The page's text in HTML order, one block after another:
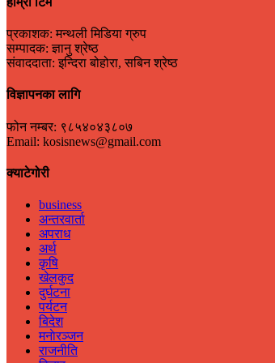
प्रकाशक: मन्थली मिडिया ग्रुप
सम्पादक: ज्ञानु श्रेष्ठ
संवाददाता: इन्दिरा बोहोरा, सबिन श्रेष्ठ
विज्ञापनका लागि
फोन नम्बर: ९८५४०४३८०७
Email: kosisnews@gmail.com
क्याटेगोरी
business
अन्तरवार्ता
अपराध
अर्थ
कृषि
खेलकुद
दुर्घटना
पर्यटन
बिदेश
मनाेरञ्जन
राजनीति